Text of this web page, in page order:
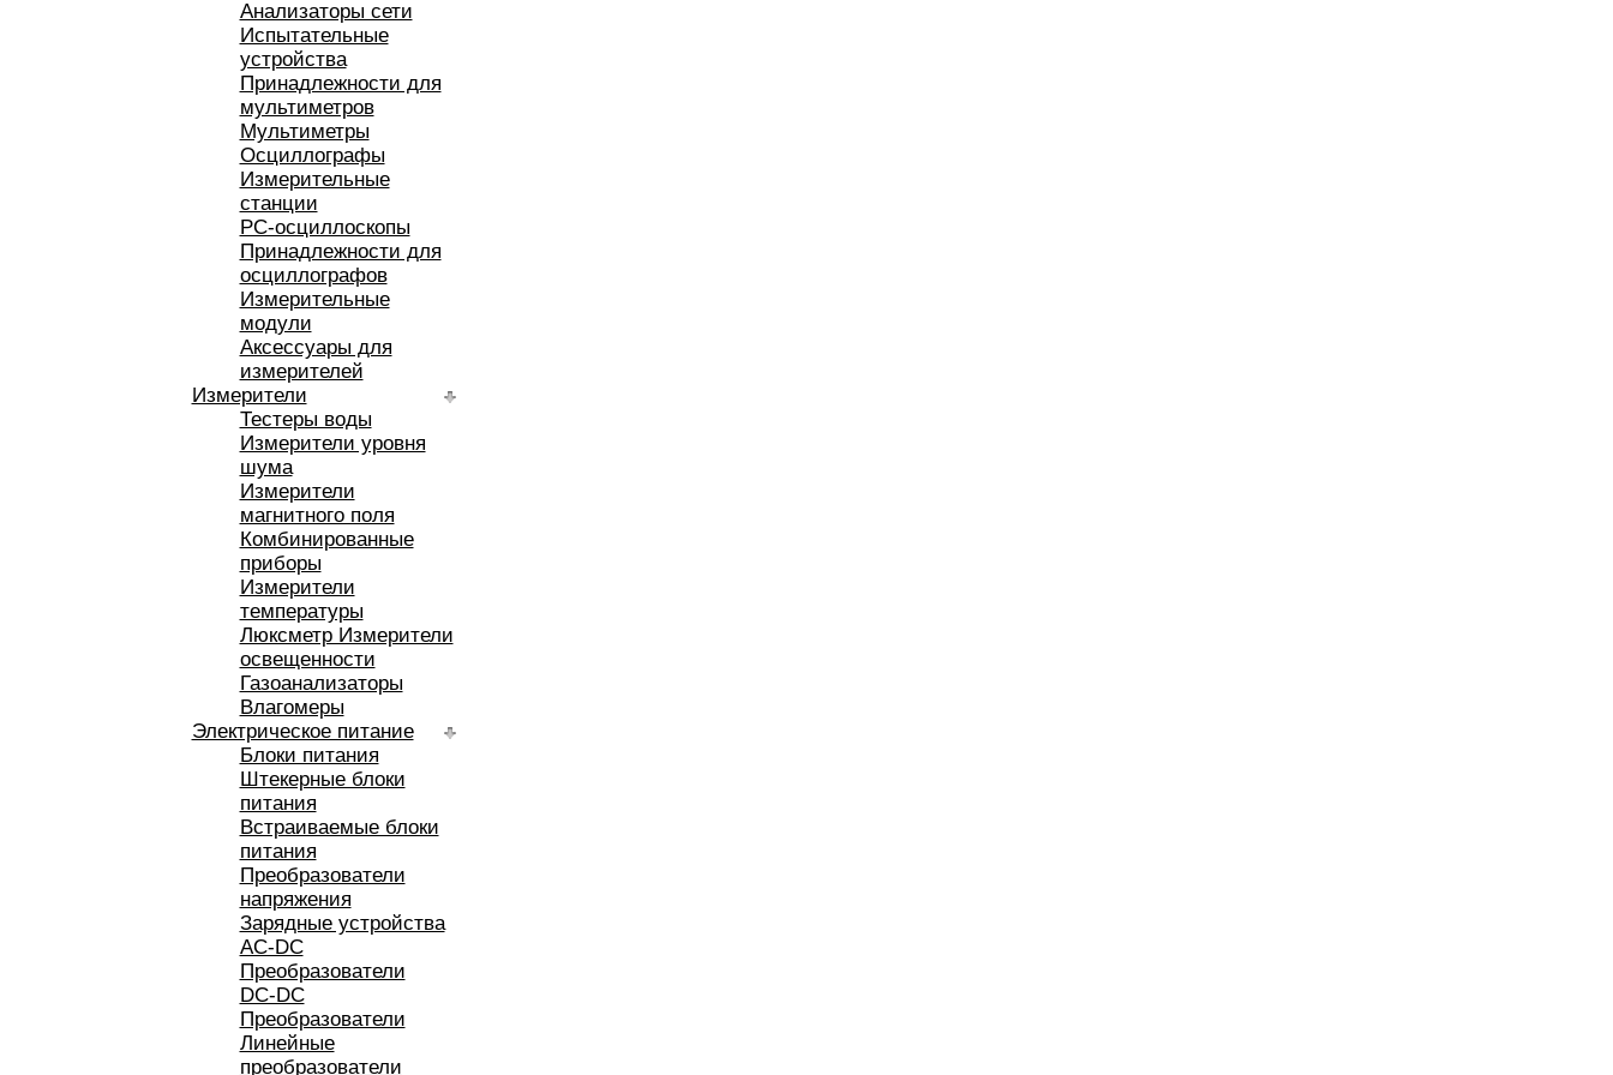
Анализаторы сети
Испытательные
устройства
Принадлежности для
мультиметров
Мультиметры
Осциллографы
Измерительные
станции
РС-осциллоскопы
Принадлежности для
осциллографов
Измерительные
модули
Аксессуары для
измерителей
Измерители
Тестеры воды
Измерители уровня
шума
Измерители
магнитного поля
Комбинированные
приборы
Измерители
температуры
Люксметр Измерители
освещенности
Газоанализаторы
Влагомеры
Электрическое питание
Блоки питания
Штекерные блоки
питания
Встраиваемые блоки
питания
Преобразователи
напряжения
Зарядные устройства
AC-DC
Преобразователи
DC-DC
Преобразователи
Линейные
преобразователи